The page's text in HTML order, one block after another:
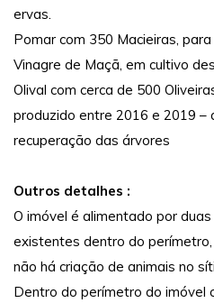
ervas.
Pomar com 350 Macieiras,
Vinagre de Maçã, em cultivo
Olival com cerca de 500
produzido entre 2016 e 2019 –
recuperação das árvores
Outros detalhes :
O imóvel é alimentado por
existentes dentro do
não há criação de animais no
Dentro do perímetro do imóvel